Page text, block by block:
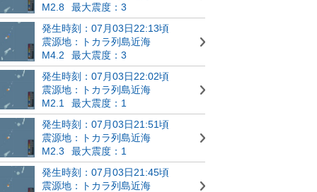
M2.8
最大震度：3
発生時刻：07月03日22:13頃
震源地：トカラ列島近海
M4.2
最大震度：3
発生時刻：07月03日22:02頃
震源地：トカラ列島近海
M2.1
最大震度：1
発生時刻：07月03日21:51頃
震源地：トカラ列島近海
M2.3
最大震度：1
発生時刻：07月03日21:45頃
震源地：トカラ列島近海